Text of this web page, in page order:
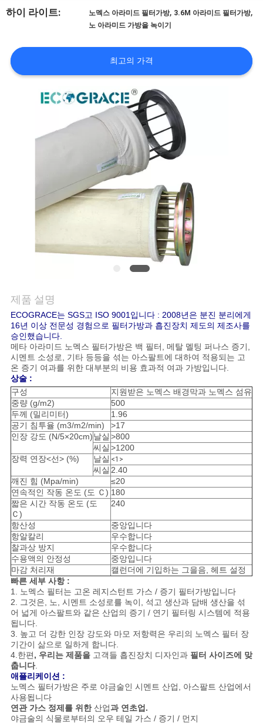
공
투
어
게
연
락
하
십
시
오
뉴
스
따
옴
표
를
요
구
하
십
하이 라이트: 노멕스 아라미드 필터가방, 3.6M 아라미드 필터가방,
노 아라미드 가방을 녹이기
최고의 가격
제품 설명
ECOGRACE는 SGS고 ISO 9001입니다 : 2008년은 분진 분리에게
16년 이상 전문성 경험으로 필터가방과 흡진장치 제도의 제조사를
승인했습니다.
메타 아라미드 노멕스 필터가방은 백 필터, 메탈 멜팅 퍼나스 증기,
시멘트 소성로, 기타 등등을 섞는 아스팔트에 대하여 적용되는 고
온 증기 여과를 위한 대부분의 비용 효과적 여과 가방입니다.
상술 :
구성
지원받은 노멕스 배경막과 노멕스 섬유
중량 (g/m2)
500
두께 (밀리미터)
1.96
공기 침투율 (m3/m2/min)
>17
인장 강도 (N/5×20cm)날실 >800
씨실 >1200
장력 연장<선> (%)
날실 <1>
씨실 2.40
깨진 힘 (Mpa/min)
≤20
연속적인 작동 온도 (도 Ｃ) 180
짧은 시간 작동 온도 (도
Ｃ)
240
항산성
중앙입니다
항알칼리
우수합니다
찰과상 방지
우수합니다
수용액의 안정성
중앙입니다
마감 처리재
캘런더에 기입하는 그을음, 헤트 설정
빠른 세부 사항 :
1. 노멕스 필터는 고온 레지스턴트 가스 / 증기 필터가방입니다
2. 그것은, 노, 시멘트 소성로를 녹이, 석고 생산과 담배 생산을 섞
어 넓게 아스팔트와 같은 산업의 증기 / 연기 필터링 시스템에 적용
됩니다.
3. 높고 더 강한 인장 강도와 마모 저항력은 우리의 노멕스 필터 장
기간이 삶으로 일하게 합니다.
4.한편, 우리는 제품을고객들 흡진장치 디자인과 필터 사이즈에 맞
춥니다.
애플리케이션 :
노멕스 필터가방은 주로 야금술인 시멘트 산업, 아스팔트 산업에서
사용됩니다
연관 가스 정제를 위한산업과 연초업.
야금술의 식물로부터의 오우 테일 가스 / 증기 / 먼지